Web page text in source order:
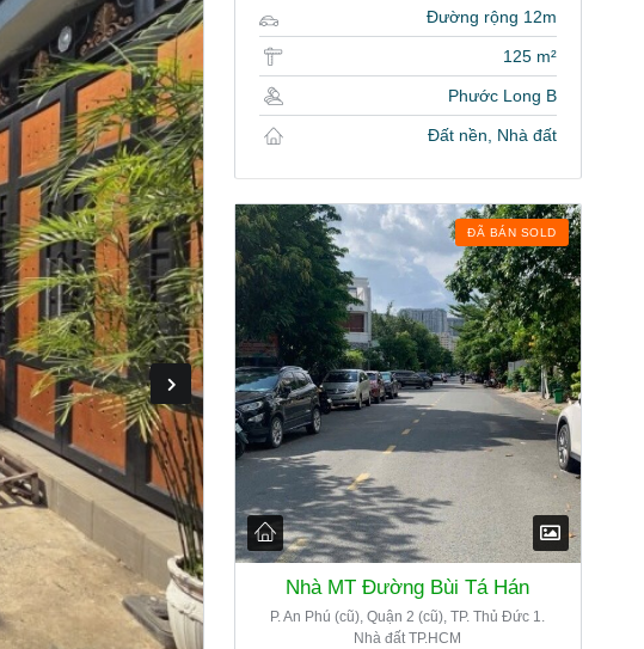
Đường rộng 12m
125 m²
Phước Long B
Đất nền, Nhà đất
ĐÃ BÁN SOLD
Nhà MT Đường Bùi Tá Hán
P. An Phú (cũ), Quận 2 (cũ), TP. Thủ Đức 1.
Nhà đất TP.HCM